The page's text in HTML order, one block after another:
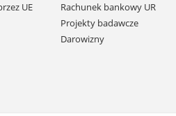
UE
Rachunek bankowy UR
Projekty badawcze
Darowizny